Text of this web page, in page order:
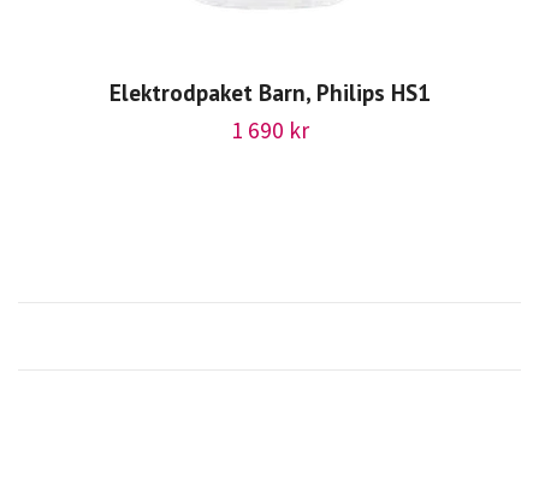
Elektrodpaket Barn, Philips HS1
1 690 kr